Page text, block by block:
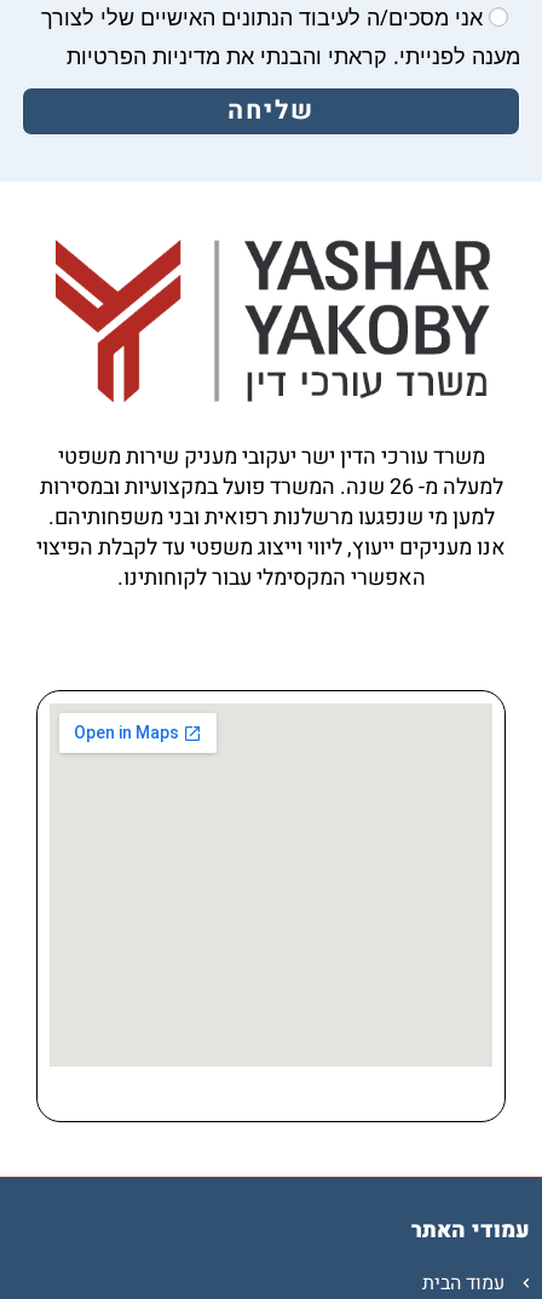
אני מסכים/ה לעיבוד הנתונים האישיים שלי לצורך
מענה לפנייתי. קראתי והבנתי את מדיניות הפרטיות
שליחה
משרד עורכי הדין ישר יעקובי מעניק שירות משפטי
למעלה מ-26שנה. המשרד פועל במקצועיות ובמסירות
למען מי שנפגעו מרשלנות רפואית ובני משפחותיהם.
אנו מעניקים ייעוץ, ליווי וייצוג משפטי עד לקבלת הפיצוי
האפשרי המקסימלי עבור לקוחותינו.
עמודי האתר
עמוד הבית